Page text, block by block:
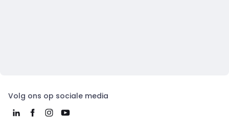
Volg ons op sociale media